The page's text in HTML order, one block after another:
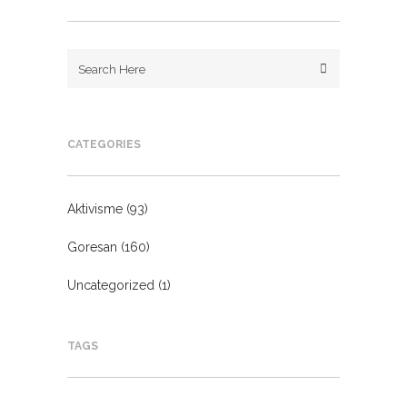
CATEGORIES
Aktivisme (93)
Goresan (160)
Uncategorized (1)
TAGS